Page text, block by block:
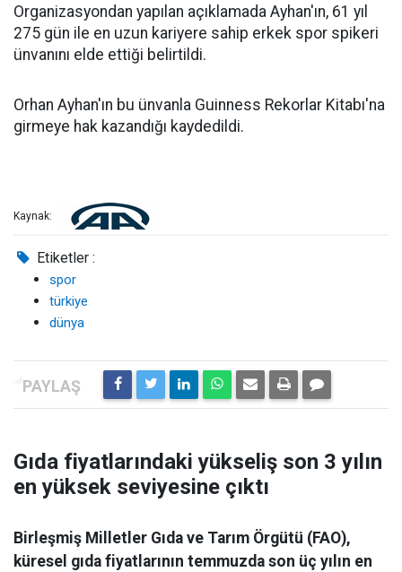
Organizasyondan yapılan açıklamada Ayhan'ın, 61 yıl
275 gün ile en uzun kariyere sahip erkek spor spikeri
ünvanını elde ettiği belirtildi.
Orhan Ayhan'ın bu ünvanla Guinness Rekorlar Kitabı'na
girmeye hak kazandığı kaydedildi.
Kaynak:
Etiketler :
spor
türkiye
dünya
Gıda fiyatlarındaki yükseliş son 3 yılın
en yüksek seviyesine çıktı
Birleşmiş Milletler Gıda ve Tarım Örgütü (FAO),
küresel gıda fiyatlarının temmuzda son üç yılın en